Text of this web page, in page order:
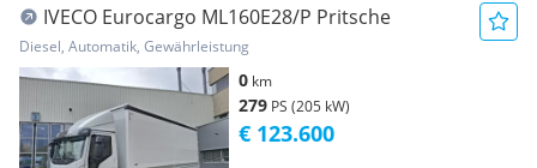
IVECO Eurocargo ML160E28/P Pritsche
Diesel, Automatik, Gewährleistung
0 km
279 PS (205 kW)
€ 123.600